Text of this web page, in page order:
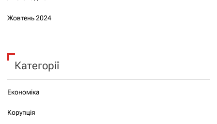
Жовтень 2024
Категорії
Економіка
Корупція